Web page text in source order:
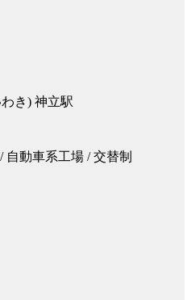
き) 神立駅
自動車系工場 / 交替制